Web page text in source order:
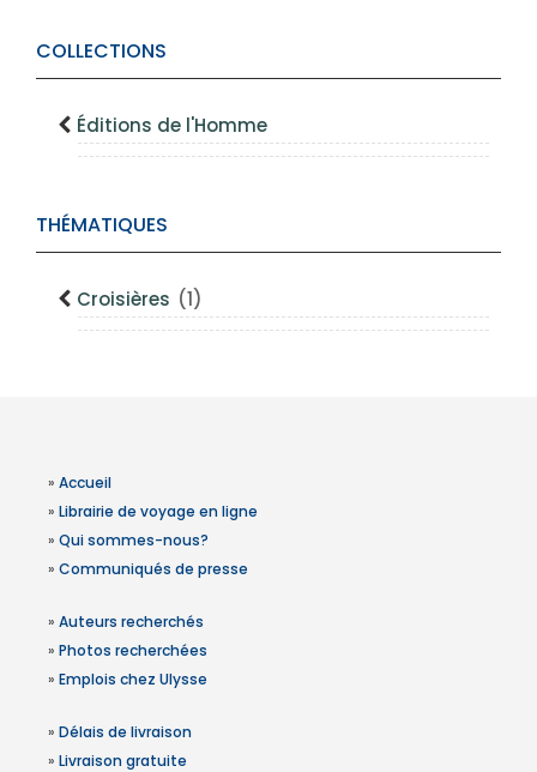
COLLECTIONS
Éditions de l'Homme
THÉMATIQUES
Croisières (1)
» Accueil
» Librairie de voyage en ligne
» Qui sommes-nous?
» Communiqués de presse
» Auteurs recherchés
» Photos recherchées
» Emplois chez Ulysse
» Délais de livraison
» Livraison gratuite